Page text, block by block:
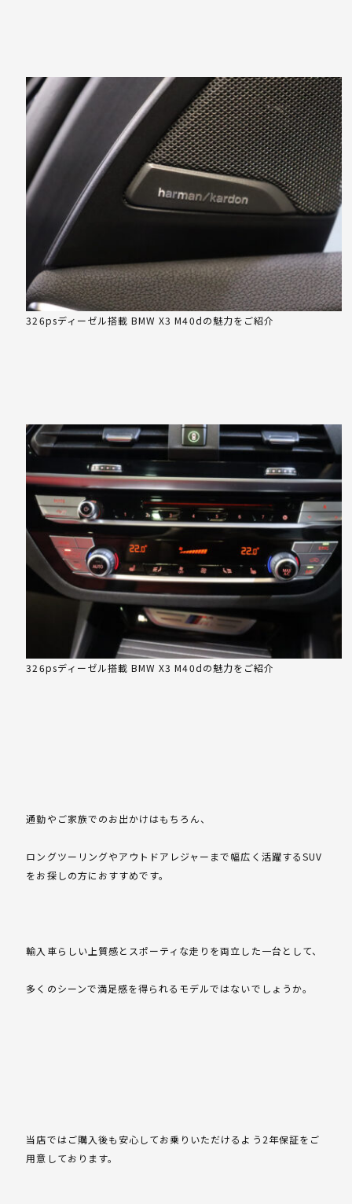
326psディーゼル搭載 BMW X3 M40dの魅力をご紹介
326psディーゼル搭載 BMW X3 M40dの魅力をご紹介
通勤やご家族でのお出かけはもちろん、
ロングツーリングやアウトドアレジャーまで幅広く活躍するSUV
をお探しの方におすすめです。
輸入車らしい上質感とスポーティな走りを両立した一台として、
多くのシーンで満足感を得られるモデルではないでしょうか。
当店ではご購入後も安心してお乗りいただけるよう2年保証をご
用意しております。